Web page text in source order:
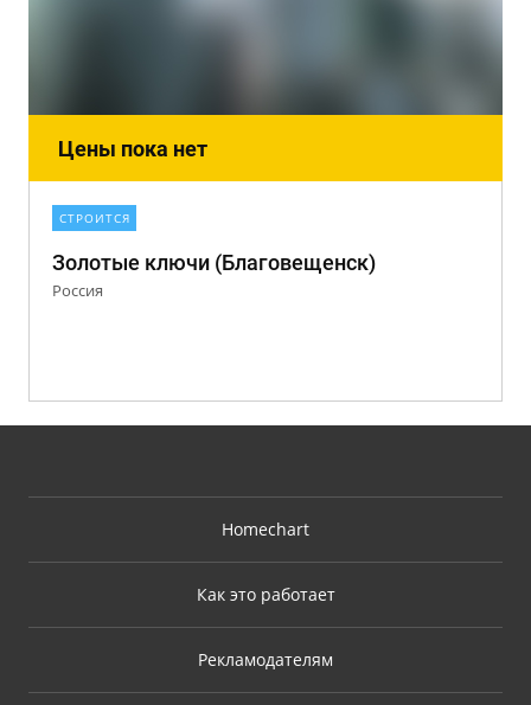
Цены пока нет
СТРОИТСЯ
Золотые ключи (Благовещенск)
Россия
Homechart
Как это работает
Рекламодателям